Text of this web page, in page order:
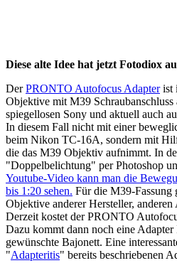
Diese alte Idee hat jetzt Fotodiox
DerPRONTO Autofocus Adapterist
Objektive mit M39 Schraubanschluss
spiegellosen Sony und aktuell auch
In diesem Fall nicht mit einer
beim Nikon TC-16A, sondern mit
die das M39 Objektiv aufnimmt. In
"Doppelbelichtung" per Photoshop
Youtube-Video kann man die
bis 1:20 sehen. Für die M39-Fassung
Objektive anderer Hersteller,
Derzeit kostet der PRONTO
Dazu kommt dann noch eine
gewünschte Bajonett. Eine
"Adapteritis" bereits beschriebenen